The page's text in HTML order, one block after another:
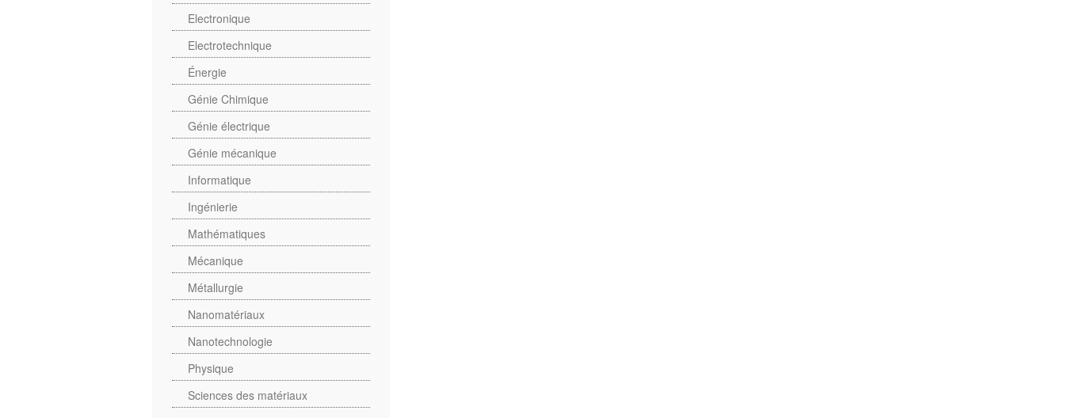
Electronique
Electrotechnique
Énergie
Génie Chimique
Génie électrique
Génie mécanique
Informatique
Ingénierie
Mathématiques
Mécanique
Métallurgie
Nanomatériaux
Nanotechnologie
Physique
Sciences des matériaux